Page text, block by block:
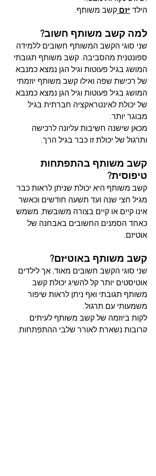
הילד יזם קשב משותף.
למה קשב משותף חשוב?
שני סוגי הקשב המשותף חשובים ללמידה
ספונטנית מהסביבה. קשב משותף תגובתי
המושג בגיל פעוטות וגיל הגן נמצא כמנבא
של רכישת שפה ואילו קשב משותף יוזמתי
המושג בגיל פעוטות וגיל הגן נמצא כמנבא
של יכולת לאינטראקציה חברתית בגיל
מבוגר יותר.
מכאן שישנה חשיבות עליונה לרכישה
ותרגול של יכולת זו כבר בגיל הרך.
קשב משותף בהתפתחות
טיפוסית?
קשב משותף היא יכולת שניתן לראות כבר
מגיל חצי שנה ועד תשעה חודשים וכאשר
אינו קיים או קיים בצורה משובשת, משמש
כאחד הסמנים החשובים באבחנה של
אוטיזם.
קשב משותף באוטיזם?
שני סוגי הקשב חשובים מאוד, אך לילדים
אוטיסטים יותר קל להשיג יכולת קשב
משותף תגובתי ואף ניתן לראות שיפור
משמעותי עם תרגול.
לקות ביוזמה של קשב משותף לעיתים
קרובות נשארת לאורך שלבי ההתפתחות,